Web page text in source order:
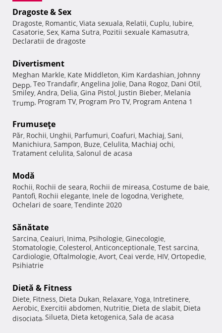
Dragoste & Sex
Dragoste, Romantic, Viata sexuala, Relatii, Cuplu, Iubire,
Casatorie, Sex, Kama Sutra, Pozitii sexuale Kamasutra,
Declaratii de dragoste
Divertisment
Meghan Markle, Kate Middleton, Kim Kardashian, Johnny
Depp, Teo Trandafir, Angelina Jolie, Dana Rogoz, Dani Otil,
Smiley, Andra, Delia, Gina Pistol, Justin Bieber, Melania
Trump, Program TV, Program Pro TV, Program Antena 1
Frumuseţe
Păr, Rochii, Unghii, Parfumuri, Coafuri, Machiaj, Sani,
Manichiura, Sampon, Buze, Celulita, Machiaj ochi,
Tratament celulita, Salonul de acasa
Modă
Rochii, Rochii de seara, Rochii de mireasa, Costume de baie,
Pantofi, Rochii elegante, Inele de logodna, Verighete,
Ochelari de soare, Tendinte 2020
Sănătate
Sarcina, Ceaiuri, Inima, Psihologie, Ginecologie,
Stomatologie, Colesterol, Anticonceptionale, Test sarcina,
Cardiologie, Oftalmologie, Avort, Ceai verde, HIV, Ortopedie,
Psihiatrie
Dietă & Fitness
Diete, Fitness, Dieta Dukan, Relaxare, Yoga, Intretinere,
Aerobic, Exercitii abdomen, Nutritie, Dieta de slabit, Dieta
disociata, Silueta, Dieta ketogenica, Sala de acasa